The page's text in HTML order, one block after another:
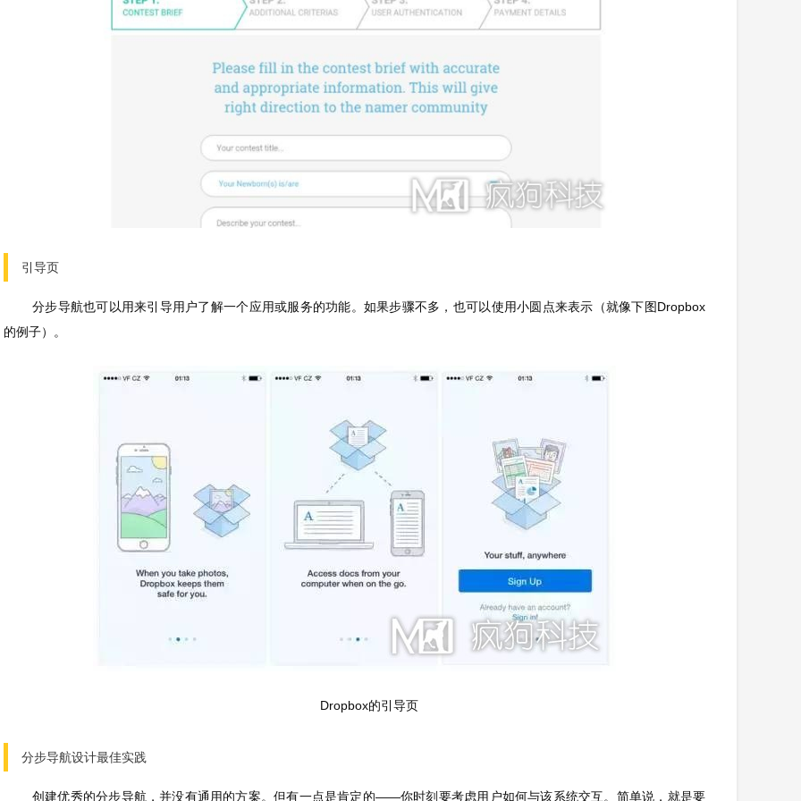
引导页
分步导航也可以用来引导用户了解一个应用或服务的功能。如果步骤不多，也可以使用小圆点来表示（就像下图Dropbox
的例子）。
Dropbox的引导页
分步导航设计最佳实践
创建优秀的分步导航，并没有通用的方案。但有一点是肯定的——你时刻要考虑用户如何与该系统交互。简单说，就是要